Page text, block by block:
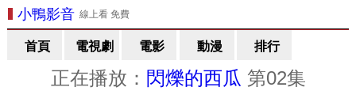
小鴨影音線上看 免費
首頁 電視劇 電影 動漫 排行
正在播放： 閃爍的西瓜 第02集